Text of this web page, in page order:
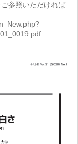
照いただければ